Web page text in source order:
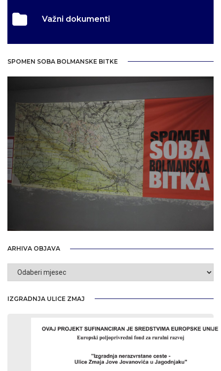
Važni dokumenti
SPOMEN SOBA BOLMANSKE BITKE
ARHIVA OBJAVA
Arhiva
objava
IZGRADNJA ULICE ZMAJ